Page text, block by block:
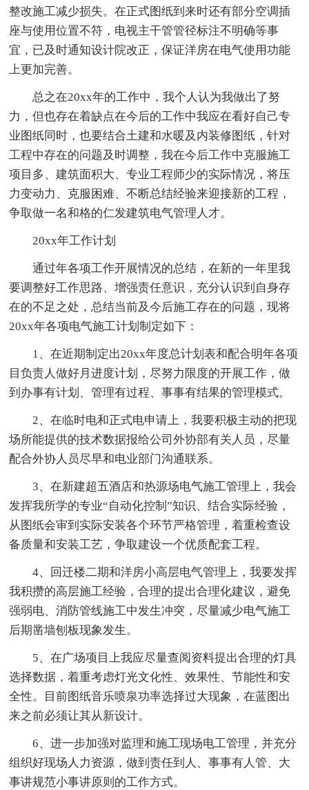
整改施工减少损失。在正式图纸到来时还有部分空调插
座与使用位置不符，电视主干管管径标注不明确等事
宜，已及时通知设计院改正，保证洋房在电气使用功能
上更加完善。
总之在20xx年的工作中，我个人认为我做出了努
力，但也存在着缺点在今后的工作中我应在看好自己专
业图纸同时，也要结合土建和水暖及内装修图纸，针对
工程中存在的问题及时调整，我在今后工作中克服施工
项目多、建筑面积大、专业工程师少的实际情况，将压
力变动力、克服困难、不断总结经验来迎接新的工程，
争取做一名和格的仁发建筑电气管理人才。
20xx年工作计划
通过年各项工作开展情况的总结，在新的一年里我
要调整好工作思路、增强责任意识，充分认识到自身存
在的不足之处，总结当前及今后施工存在的问题，现将
20xx年各项电气施工计划制定如下：
1、在近期制定出20xx年度总计划表和配合明年各项
目负责人做好月进度计划，尽努力限度的开展工作，做
到办事有计划、管理有过程、事事有结果的管理模式。
2、在临时电和正式电申请上，我要积极主动的把现
场所能提供的技术数据报给公司外协部有关人员，尽量
配合外协人员尽早和电业部门沟通联系。
3、在新建超五酒店和热源场电气施工管理上，我会
发挥我所学的专业“自动化控制”知识、结合实际经验，
从图纸会审到实际安装各个环节严格管理，着重检查设
备质量和安装工艺，争取建设一个优质配套工程。
4、回迁楼二期和洋房小高层电气管理上，我要发挥
我积攒的高层施工经验，合理的提出合理化建议，避免
强弱电、消防管线施工中发生冲突，尽量减少电气施工
后期凿墙刨板现象发生。
5、在广场项目上我应尽量查阅资料提出合理的灯具
选择数据，着重考虑灯光文化性、效果性、节能性和安
全性。目前图纸音乐喷泉功率选择过大现象，在蓝图出
来之前必须让其从新设计。
6、进一步加强对监理和施工现场电工管理，并充分
组织好现场人力资源，做到责任到人、事事有人管、大
事讲规范小事讲原则的工作方式。